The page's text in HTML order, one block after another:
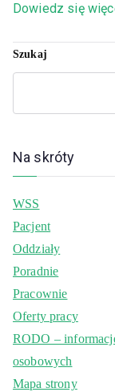
Dowiedz się
Szukaj
Na skróty
WSS
Pacjent
Oddziały
Poradnie
Pracownie
Oferty pracy
RODO –
osobowych
Mapa strony